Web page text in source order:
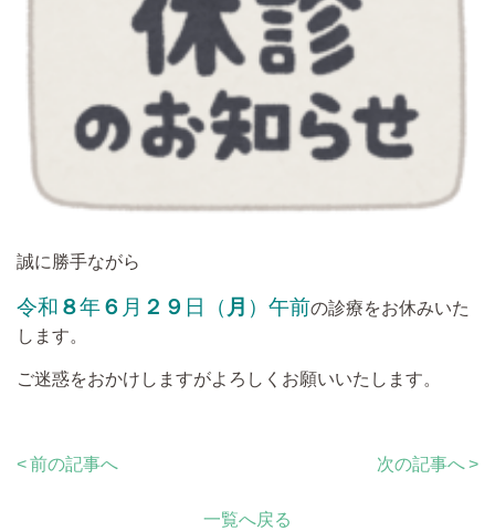
誠に勝手ながら
令和 ８年６ 月 ２９ 日（ 月 ）午前の診療をお休みいた
します。
ご迷惑をおかけしますがよろしくお願いいたします。
前の記事へ
一覧へ戻る
次の記事へ